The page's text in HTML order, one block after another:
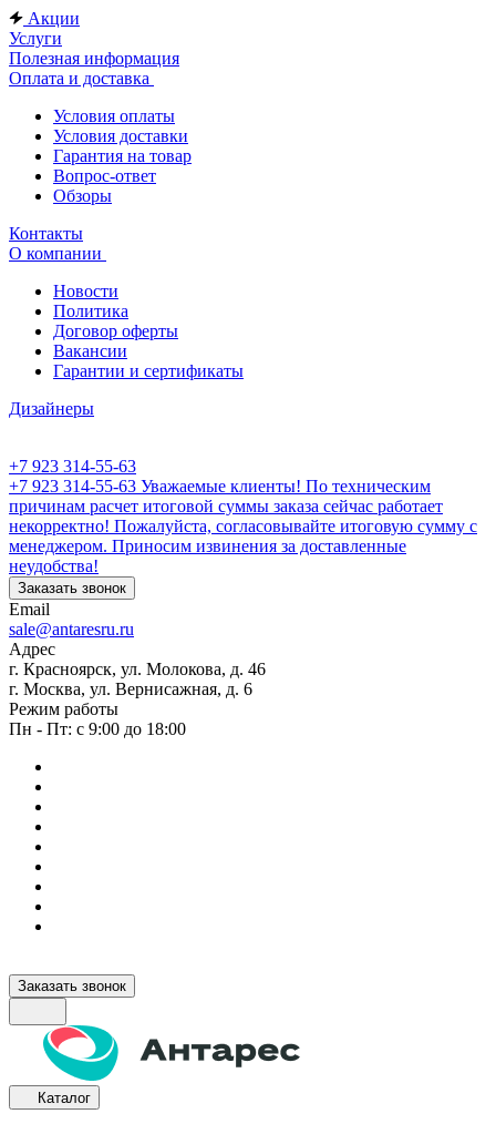
Акции
Услуги
Полезная информация
Оплата и доставка
Условия оплаты
Условия доставки
Гарантия на товар
Вопрос-ответ
Обзоры
Контакты
О компании
Новости
Политика
Договор оферты
Вакансии
Гарантии и сертификаты
Дизайнеры
+7 923 314-55-63
+7 923 314-55-63 Уважаемые клиенты! По техническим
причинам расчет итоговой суммы заказа сейчас работает
некорректно! Пожалуйста, согласовывайте итоговую сумму с
менеджером. Приносим извинения за доставленные
неудобства!
Заказать звонок
Email
sale@antaresru.ru
Адрес
г. Красноярск, ул. Молокова, д. 46
г. Москва, ул. Вернисажная, д. 6
Режим работы
Пн - Пт: с 9:00 до 18:00
Заказать звонок
Каталог